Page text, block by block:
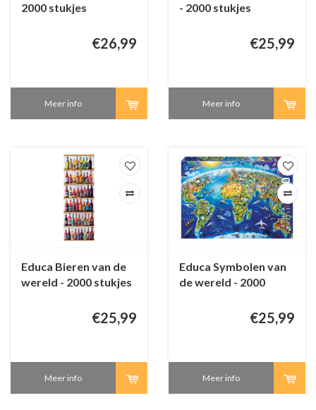
2000 stukjes
€26,99
Meer info
- 2000 stukjes
€25,99
Meer info
Educa Bieren van de
wereld - 2000 stukjes
€25,99
Meer info
Educa Symbolen van
de wereld - 2000
€25,99
Meer info